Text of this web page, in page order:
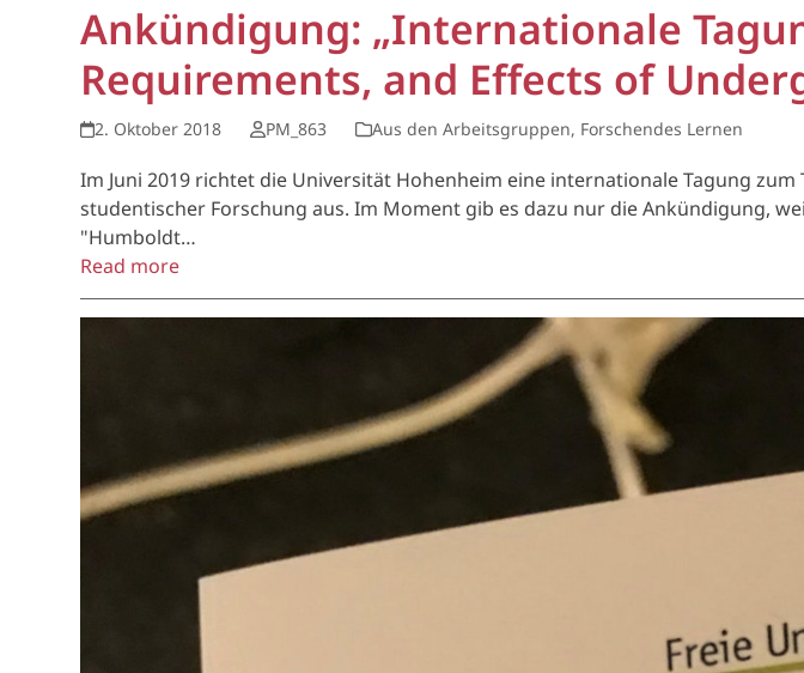
Ankündigung: „Internationale
Requirements, and Effects of
2. Oktober 2018 PM_863 Aus den Arbeitsgruppen, Forschendes Lernen
Im Juni 2019 richtet die Universität Hohenheim eine internationale Tagung
studentischer Forschung aus. Im Moment gib es dazu nur die Ankündigung,
"Humboldt…
Read more